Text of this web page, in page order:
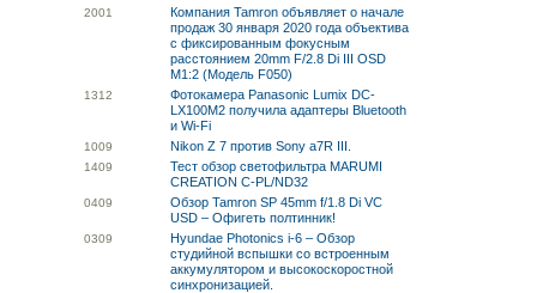
2001
Компания Tamron объявляет о начале
продаж 30 января 2020 года объектива
с фиксированным фокусным
расстоянием 20mm F/2.8 Di III OSD
M1:2 (Модель F050)
1312
Фотокамера Panasonic Lumix DC-
LX100M2 получила адаптеры Bluetooth
и Wi-Fi
1009 Nikon Z 7 против Sony a7R III.
1409
Тест обзор светофильтра MARUMI
CREATION C-PL/ND32
0409
Обзор Tamron SP 45mm f/1.8 Di VC
USD – Офигеть полтинник!
0309
Hyundae Photonics i-6 – Обзор
студийной вспышки со встроенным
аккумулятором и высокоскоростной
синхронизацией.